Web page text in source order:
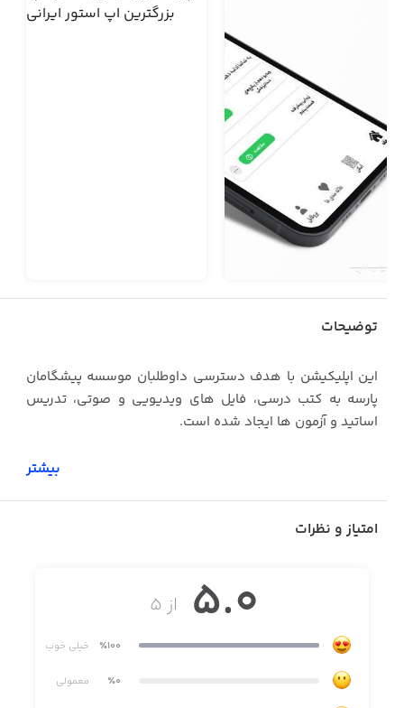
توضیحات
این اپلیکیشن با هدف دسترسی داوطلبان موسسه پیشگامان
پارسه به کتب درسی، فایل های ویدیویی و صوتی، تدریس
اساتید و آزمون ها ایجاد شده است.
بیشتر
امتیاز و نظرات
از ۵ 5.0
٪100 خیلی خوب
٪0 معمولی